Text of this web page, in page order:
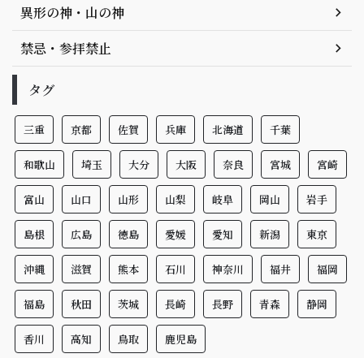
異形の神・山の神
禁忌・参拝禁止
タグ
三重 京都 佐賀 兵庫 北海道 千葉
和歌山 埼玉 大分 大阪 奈良 宮城 宮崎
富山 山口 山形 山梨 岐阜 岡山 岩手
島根 広島 徳島 愛媛 愛知 新潟 東京
沖縄 滋賀 熊本 石川 神奈川 福井 福岡
福島 秋田 茨城 長崎 長野 青森 静岡
香川 高知 鳥取 鹿児島